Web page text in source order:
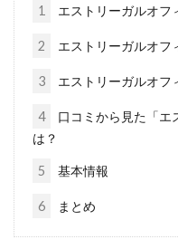
1 エストリーガルオフ
2 エストリーガルオフ
3 エストリーガルオフ
4
口コミから見た「エ
は？
5 基本情報
6 まとめ